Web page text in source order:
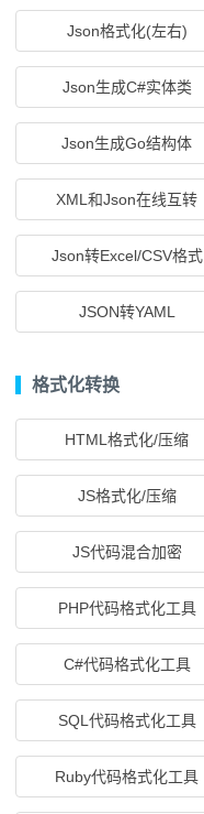
Json格式化(左右)
Json生成C#实体类
Json生成Go结构体
XML和Json在线互转
Json转Excel/CSV格式
JSON转YAML
格式化转换
HTML格式化/压缩
JS格式化/压缩
JS代码混合加密
PHP代码格式化工具
C#代码格式化工具
SQL代码格式化工具
Ruby代码格式化工具